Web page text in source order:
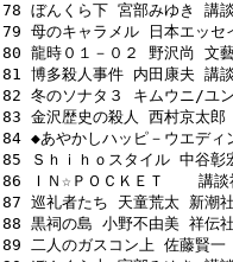
78 ぼんくら下 宮部みゆき
79 母のキャラメル 日本エッ
80 龍時０１－０２ 野沢尚
81 博多殺人事件 内田康夫
82 冬のソナタ３ キムウニ/ユ
83 金沢歴史の殺人 西村京太
84 ◆あやかしハッピ－ウエデ
85 Ｓｈｉｈｏスタイル 中谷
86 ＩＮ☆ＰＯＣＫＥＴ 　 講
87 巡礼者たち 天童荒太 新
88 黒祠の島 小野不由美 祥
89 二人のガスコン上 佐藤賢